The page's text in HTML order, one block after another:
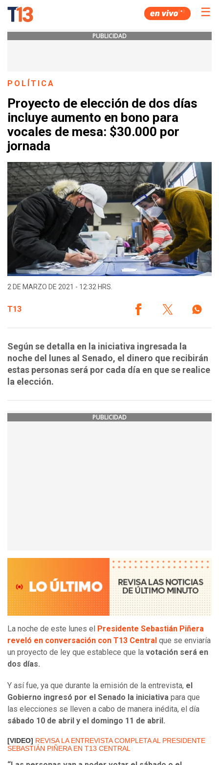
☰
PUBLICIDAD
POLÍTICA
Proyecto de elección de dos días
incluye aumento en bono para
vocales de mesa: $30.000 por
jornada
2 DE MARZO DE 2021 - 12:32 HRS.
T13
Según se detalla en la iniciativa ingresada la
noche del lunes al Senado, el dinero que recibirán
estas personas será por cada día en que se realice
la elección.
PUBLICIDAD
La noche de este lunes el
Presidente Sebastián Piñera
reveló en conversación con T13 Central que se enviaría
un proyecto de ley que establece que la votación será en
dos días.
Y así fue, ya que durante la emisión de la entrevista, el
Gobierno ingresó por el Senado la iniciativa para que
las elecciones se lleven a cabo de manera inédita, el día
sábado 10 de abril y el domingo 11 de abril.
[VIDEO] REVISA LA ENTREVISTA COMPLETA AL PRESIDENTE
SEBASTIÁN PIÑERA EN T13 CENTRAL